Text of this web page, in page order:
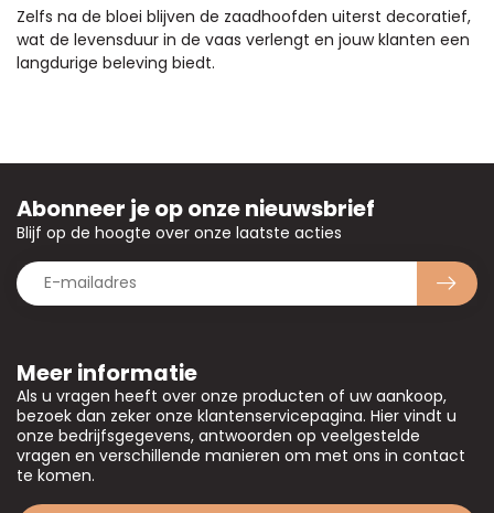
Zelfs na de bloei blijven de zaadhoofden uiterst decoratief,
wat de levensduur in de vaas verlengt en jouw klanten een
langdurige beleving biedt.
Meer informatie
Als u vragen heeft over onze producten of uw aankoop,
bezoek dan zeker onze klantenservicepagina. Hier vindt u
onze bedrijfsgegevens, antwoorden op veelgestelde
vragen en verschillende manieren om met ons in contact
te komen.
Abonneer je op onze nieuwsbrief
Blijf op de hoogte over onze laatste acties